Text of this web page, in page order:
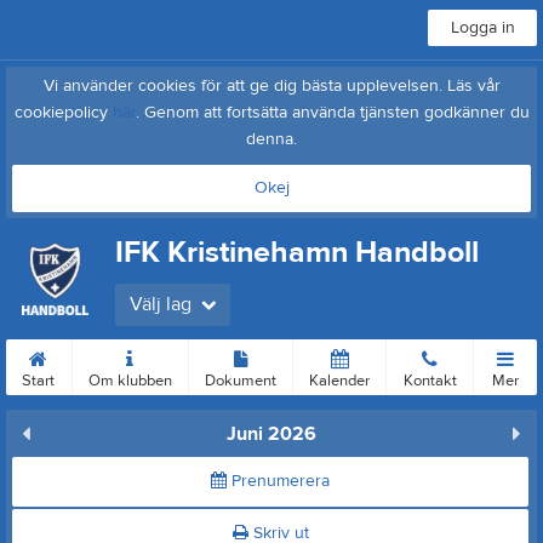
Logga in
Vi använder cookies för att ge dig bästa upplevelsen. Läs vår
cookiepolicy
. Genom att fortsätta använda tjänsten godkänner du
denna.
Okej
IFK Kristinehamn Handboll
Välj lag
Start Om klubben Dokument Kalender Kontakt Mer
Juni 2026
Prenumerera
Skriv ut